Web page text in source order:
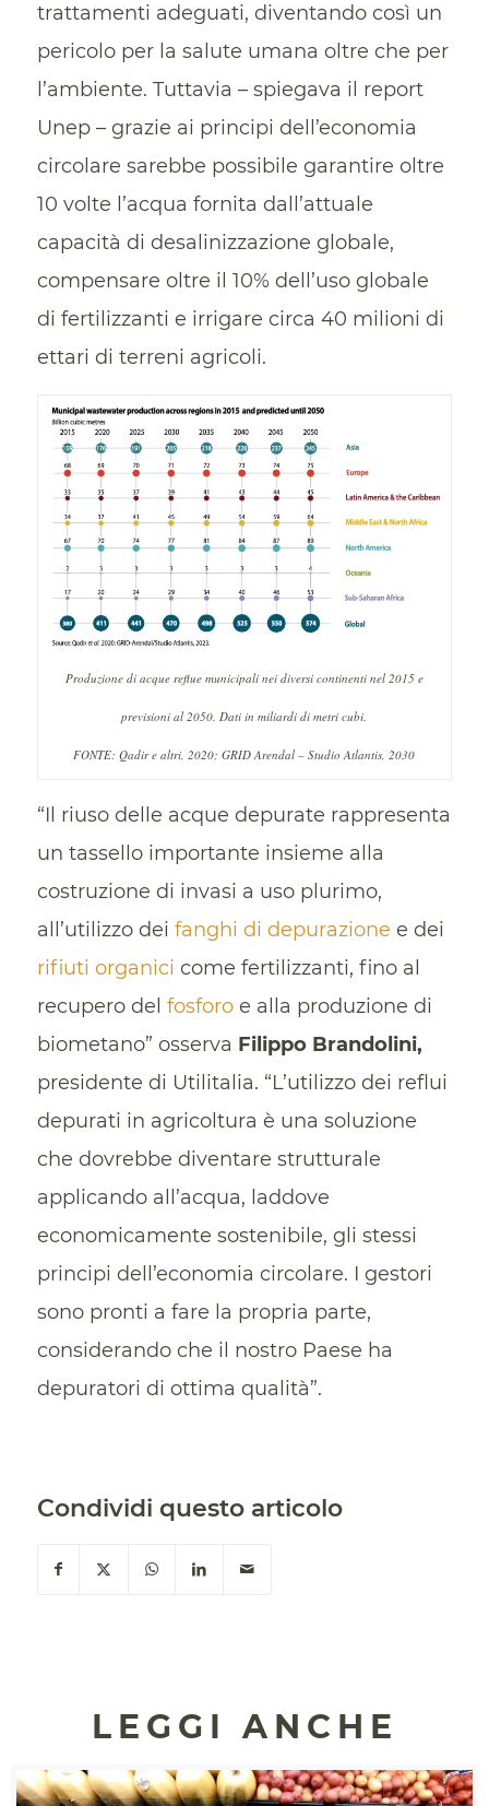
trattamenti adeguati, diventando così un
pericolo per la salute umana oltre che per
l’ambiente. Tuttavia – spiegava il report
Unep – grazie ai principi dell’economia
circolare sarebbe possibile garantire oltre
10 volte l’acqua fornita dall’attuale
capacità di desalinizzazione globale,
compensare oltre il 10% dell’uso globale
di fertilizzanti e irrigare circa 40 milioni di
ettari di terreni agricoli.
Produzione di acque reflue municipali nei diversi continenti nel 2015 e
previsioni al 2050. Dati in miliardi di metri cubi.
FONTE: Qadir e altri, 2020; GRID Arendal – Studio Atlantis, 2030
“Il riuso delle acque depurate rappresenta
un tassello importante insieme alla
costruzione di invasi a uso plurimo,
all’utilizzo dei fanghi di depurazione e dei
rifiuti organici come fertilizzanti, fino al
recupero del fosforoe alla produzione di
biometano” osserva Filippo Brandolini,
presidente di Utilitalia. “L’utilizzo dei reflui
depurati in agricoltura è una soluzione
che dovrebbe diventare strutturale
applicando all’acqua, laddove
economicamente sostenibile, gli stessi
principi dell’economia circolare. I gestori
sono pronti a fare la propria parte,
considerando che il nostro Paese ha
depuratori di ottima qualità”.
Condividi questo articolo
LEGGI ANCHE